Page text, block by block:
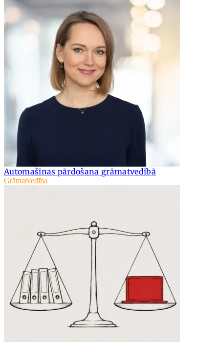
Automašīnas pārdošana grāmatvedībā
Grāmatvedība